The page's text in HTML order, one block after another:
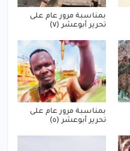
بمناسبة مرور عام على
تحرير أبوعشر (٧)
بمناسبة مرور عام على
تحرير أبوعشر (٥)